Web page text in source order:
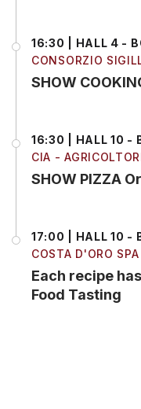
16:30 | HALL 4 -
CONSORZIO
SHOW
16:30 | HALL 10 -
CIA -
SHOW PIZZA
17:00 | HALL 10 -
COSTA D'ORO SPA
Each recipe
Food Tasting